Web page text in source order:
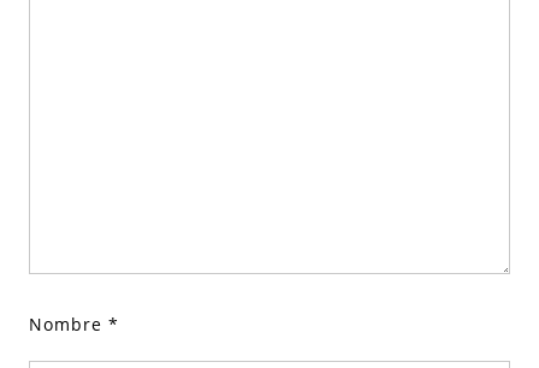
Nombre *